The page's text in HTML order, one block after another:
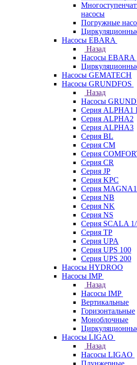
насосы
Погружные
Насосы EBARA
Назад
Насосы EBARA
Насосы GEMATECH
Насосы GRUNDFOS
Назад
Насосы
Серия ALPHA1
Серия ALPHA2
Серия ALPHA3
Серия BL
Серия CM
Серия
Серия CR
Серия JP
Серия KPC
Серия MAGNA1
Серия NB
Серия NK
Серия NS
Серия SCALA
Серия TP
Серия UPA
Серия UPS 100
Серия UPS 200
Насосы HYDROO
Насосы IMP
Назад
Насосы IMP
Вертикальные
Горизонтальные
Моноблочные
Насосы LIGAO
Назад
Насосы LIGAO
Плунжерные